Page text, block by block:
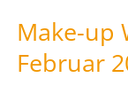
Make-up
Februar